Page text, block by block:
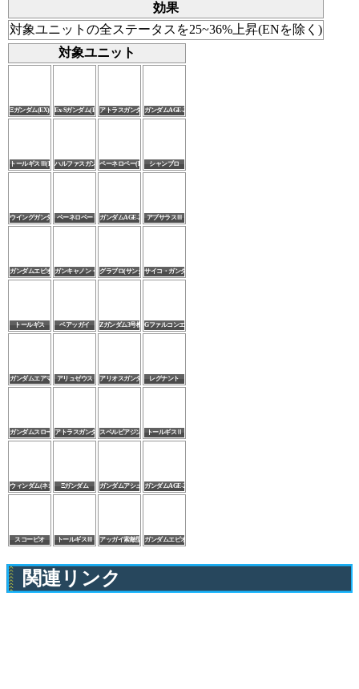
効果
対象ユニットの全ステータスを25~36%上昇(ENを除く)
対象ユニット
Ξガンダム(EX) Ex-Sガンダム(EX)アトラスガンダム(EX)ガンダムAGE-2ノーマル(EX)
トールギスⅢ(EX)ハルファスガンダム(EX)ペーネロペー(EX) シャンブロ
ウイングガンダム(EW版)
ペーネロペー ガンダムAGE-2ダブルバレット
アプサラスⅢ
ガンダムエピオン(EW版/シュトゥルム・ウント・ドラング装備)
ガンキャノン・アクアグラブロ(サンダーボルト版)
サイコ・ガンダム
トールギス ベアッガイ Zガンダム3号機P2型Gファルコンエアマスター
ガンダムエアマスターバースト
アリュゼウス アリオスガンダムGNHW/M
レグナント
ガンダムスローネアイントゥルブレンツ
アトラスガンダムスペルビアジンクストールギスⅡ
ウィンダム(ネオ・ロアノーク専用機)
Ξガンダム ガンダムアシュタロンハーミットクラブ
ガンダムAGE-2ノーマル
スコーピオ トールギスⅢ アッガイ索敵型 ガンダムエピオン(EW版)
関連リンク